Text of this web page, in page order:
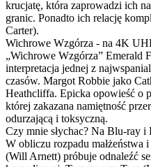
krucjatę, która zaprowadzi ich
granic. Ponadto ich relację
Carter).
Wichrowe Wzgórza - na 4K
„Wichrowe Wzgórza” Emerald
interpretacja jednej z
czasów. Margot Robbie jako
Heathcliffa. Epicka opowieść o
której zakazana namiętność
odurzającą i toksyczną.
Czy mnie słychac? Na Blu-ray
W obliczu rozpadu
(Will Arnett) próbuje odnaleźć